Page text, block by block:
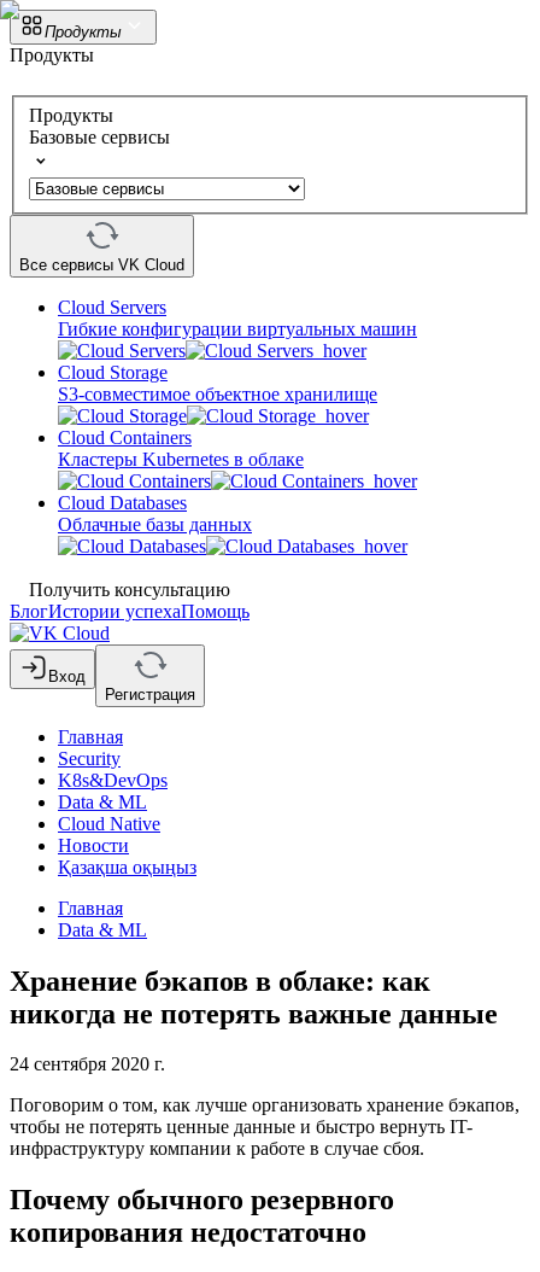
Продукты
Продукты
Продукты
Базовые сервисы
Все сервисы VK Cloud
Cloud Servers
Гибкие конфигурации виртуальных машин
Cloud Storage
S3-совместимое объектное хранилище
Cloud Containers
Кластеры Kubernetes в облаке
Cloud Databases
Облачные базы данных
Получить консультацию
БлогИстории успехаПомощь
Вход
Регистрация
Главная
Security
K8s&DevOps
Data & ML
Cloud Native
Новости
Қазақша оқыңыз
Главная
Data & ML
Хранение бэкапов в облаке: как
никогда не потерять важные данные
24 сентября 2020 г.
Поговорим о том, как лучше организовать хранение бэкапов,
чтобы не потерять ценные данные и быстро вернуть IT-
инфраструктуру компании к работе в случае сбоя.
Почему обычного резервного
копирования недостаточно